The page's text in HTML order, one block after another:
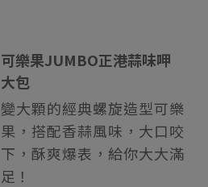
可樂果JUMBO正港蒜味呷
大包
變大顆的經典螺旋造型可樂
果，搭配香蒜風味，大口咬
下，酥爽爆表，給你大大滿
足！